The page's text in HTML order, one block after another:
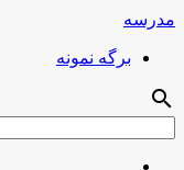
مدرسه
برگه نمونه
search